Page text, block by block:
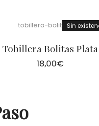
Sin
Tobillera Bolitas Plata
18,00€